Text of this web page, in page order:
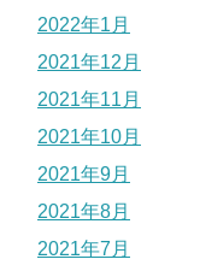
2022年1月
2021年12月
2021年11月
2021年10月
2021年9月
2021年8月
2021年7月